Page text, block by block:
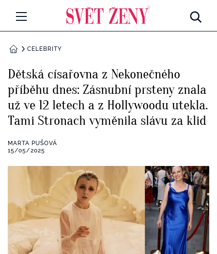
Všechny kategorie
Rozhovory
RETROHUBKY
PSYCHOLOGIE
Seberozvoj
ZDRAVÍ
Životní styl
ZÁBAVA
Všechny kategorie
Testy a kvízy
BYDLENÍ
Všechny kategorie
Tvoření
Rady a tipy
BurdaMedia
Extra
SVĚT ŽENY - 599 KČ
DOMŮCELEBRITY
Dětská císařovna z Nekonečného
příběhu dnes: Zásnubní prsteny znala
už ve 12 letech a z Hollywoodu utekla.
Tami Stronach vyměnila slávu za klid
MARTA PUŠOVÁ
15/05/2025